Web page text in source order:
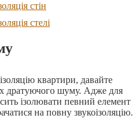
стін
стелі
квартири, давайте
дратуючого шуму. Адже для
ізолювати певний елемент
на повну звукоізоляцію.